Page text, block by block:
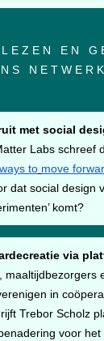
EN
NETWERK
met social
Labs schreef
to move
dat social design
komt?
via
maaltijdbezorgers
in
Trebor Scholz
voor